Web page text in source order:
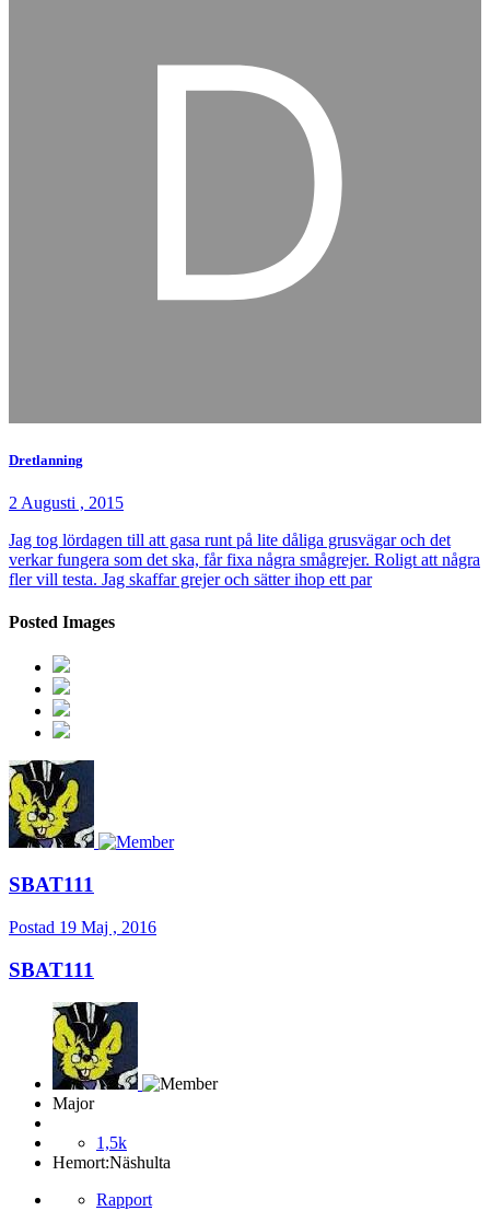
Dretlanning
2 Augusti , 2015
Jag tog lördagen till att gasa runt på lite dåliga grusvägar och det
verkar fungera som det ska, får fixa några smågrejer. Roligt att några
fler vill testa. Jag skaffar grejer och sätter ihop ett par
Posted Images
SBAT111
Postad 19 Maj , 2016
SBAT111
Major
1,5k
Hemort:Näshulta
Rapport